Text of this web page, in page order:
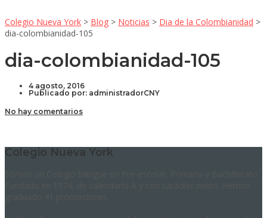
Colegio Nueva York > Blog > Noticias > Dia de la Colombianidad >
dia-colombianidad-105
dia-colombianidad-105
4 agosto, 2016
Publicado por: administradorCNY
No hay comentarios
Colegio Nueva York